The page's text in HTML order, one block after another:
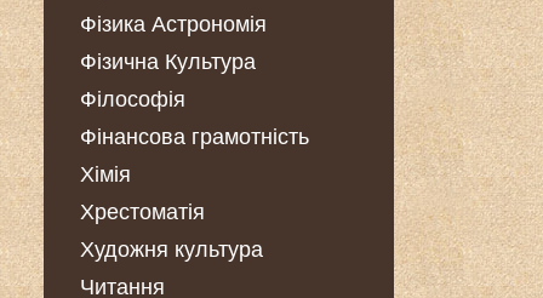
Фізика Астрономія
Фізична Культура
Філософія
Фінансова грамотність
Хімія
Хрестоматія
Художня культура
Читання